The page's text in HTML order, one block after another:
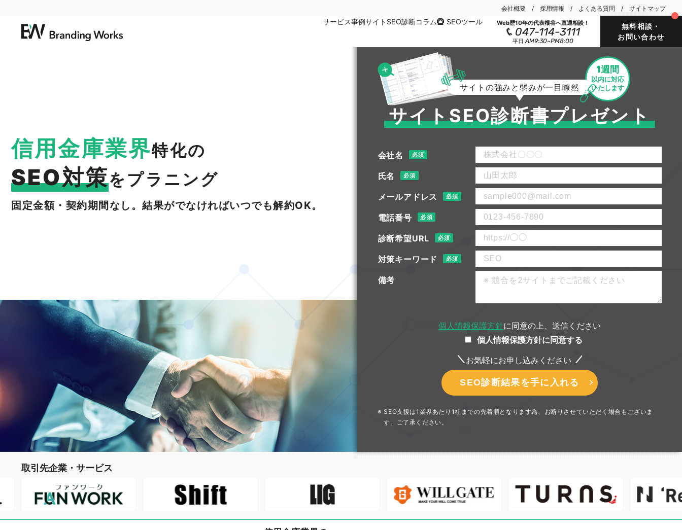
会社概要 採用情報 よくある質問 サイトマップ
サービス事例サイトSEO診断コラム SEOツール Web歴10年の代表根谷へ直通相談！
047-114-3111
平日AM9:30~PM8:00
無料相談・
お問い合わせ
信用金庫業界特化の
SEO対策をプラニング
固定金額・契約期間なし。結果がでなければいつでも解約OK。
サイトの強みと弱みが一目瞭然
サイトSEO診断書プレゼント
1週間
以内に対応
いたします
会社名 必須
氏名 必須
メールアドレス 必須
電話番号 必須
診断希望URL 必須
対策キーワード 必須
備考
個人情報保護方針に同意の上、 送信ください
個人情報保護方針に同意する
お気軽にお申し込みください
SEO支援は1業界あたり1社までの先着順となります為、お断りさせていただく場合もございま
す。ご了承ください。
取引先企業・サービス